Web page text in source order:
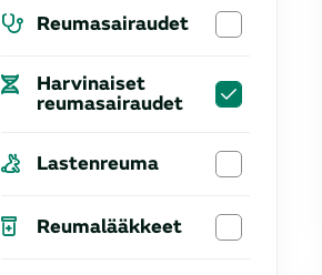
Reumasairaudet
Harvinaiset
reumasairaudet
Lastenreuma
Reumalääkkeet